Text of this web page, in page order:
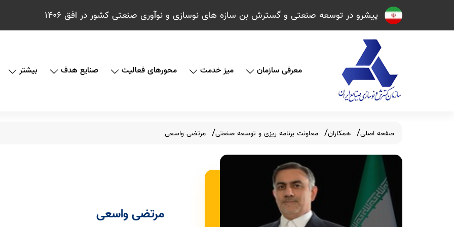
پیشرو در توسعه صنعتی و گسترش بن سازه های نوسازی و نوآوری صنعتی کشور در افق 1406
معرفی سازمان میز خدمت محورهای فعالیت صنایع هدف بیشتر
صفحه اصلی همکاران معاونت برنامه ریزی و توسعه صنعتی مرتضی واسعی
مرتضی واسعی